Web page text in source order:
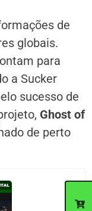
de
globais.
para
a Sucker
sucesso de
Ghost of
de perto